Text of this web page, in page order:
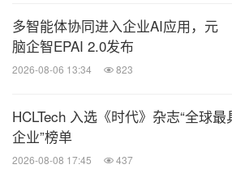
多智能体协同进入企业AI应用，元
脑企智EPAI 2.0发布
2026-08-06 13:34 823
HCLTech 入选《时代》杂志“全球
企业”榜单
2026-08-08 17:45 437